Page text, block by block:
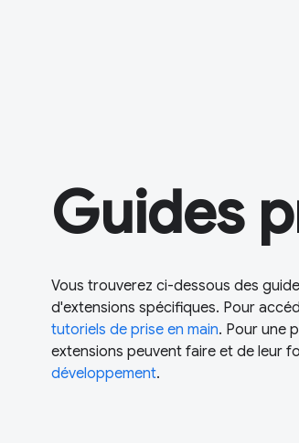
Guides
Vous trouverez ci-dessous des
d'extensions spécifiques. Pour
tutoriels de prise en main. Pour une
extensions peuvent faire et de leur
développement.